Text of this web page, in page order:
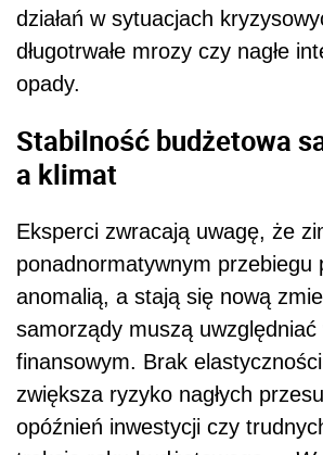
działań w sytuacjach
długotrwałe mrozy czy nagłe
opady.
Stabilność budżetowa
a klimat
Eksperci zwracają uwagę, że
ponadnormatywnym przebiegu
anomalią, a stają się nową
samorządy muszą uwzględniać
finansowym. Brak
zwiększa ryzyko nagłych
opóźnień inwestycji czy